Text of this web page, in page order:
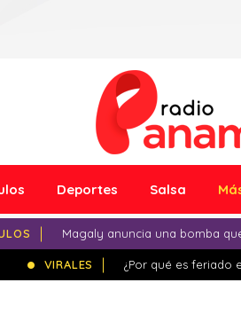
Deportes Salsa
Magaly anuncia una bomba
VIRALES ¿Por qué es feriado